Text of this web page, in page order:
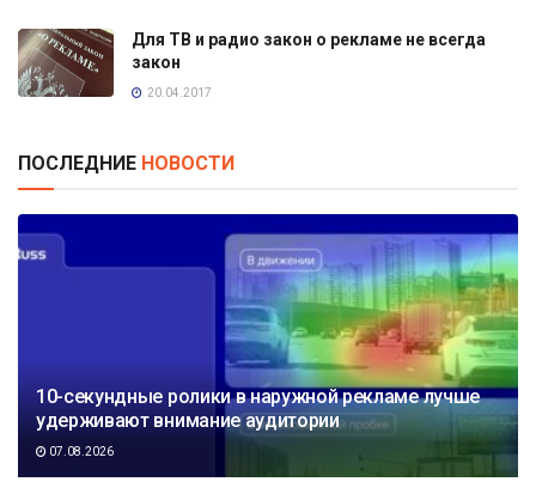
Для ТВ и радио закон о рекламе не всегда
закон
20.04.2017
ПОСЛЕДНИЕ НОВОСТИ
10-секундные ролики в наружной рекламе лучше
удерживают внимание аудитории
07.08.2026